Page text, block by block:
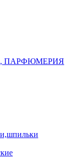
ПАРФЮМЕРИЯ